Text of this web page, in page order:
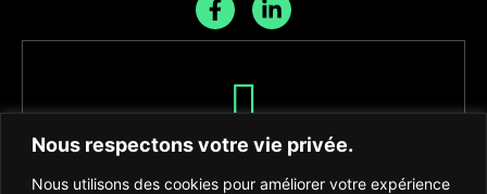
Nous respectons votre vie privée.
Nous utilisons des cookies pour améliorer votre expérience
Recevez les dernières nouvelles de